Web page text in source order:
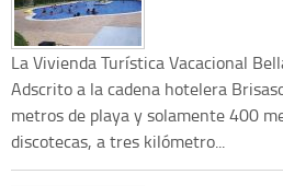
La Vivienda Turística Vacacional
Adscrito a la cadena hotelera
metros de playa y solamente 400
discotecas, a tres kilómetro...